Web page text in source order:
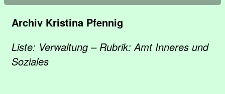
Archiv Kristina Pfennig
Liste: Verwaltung – Rubrik: Amt Inneres und
Soziales